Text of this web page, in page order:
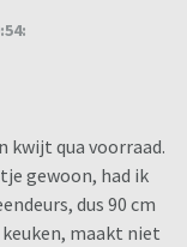
kwijt qua voorraad.
gewoon, had ik
dus 90 cm
keuken, maakt niet